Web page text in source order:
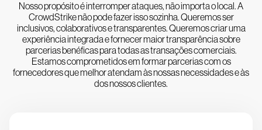
Nosso propósito é interromper ataques, não importa o local. A
CrowdStrike não pode fazer isso sozinha. Queremos ser
inclusivos, colaborativos e transparentes. Queremos criar uma
experiência integrada e fornecer maior transparência sobre
parcerias benéficas para todas as transações comerciais.
Estamos comprometidos em formar parcerias com os
fornecedores que melhor atendam às nossas necessidades e às
dos nossos clientes.